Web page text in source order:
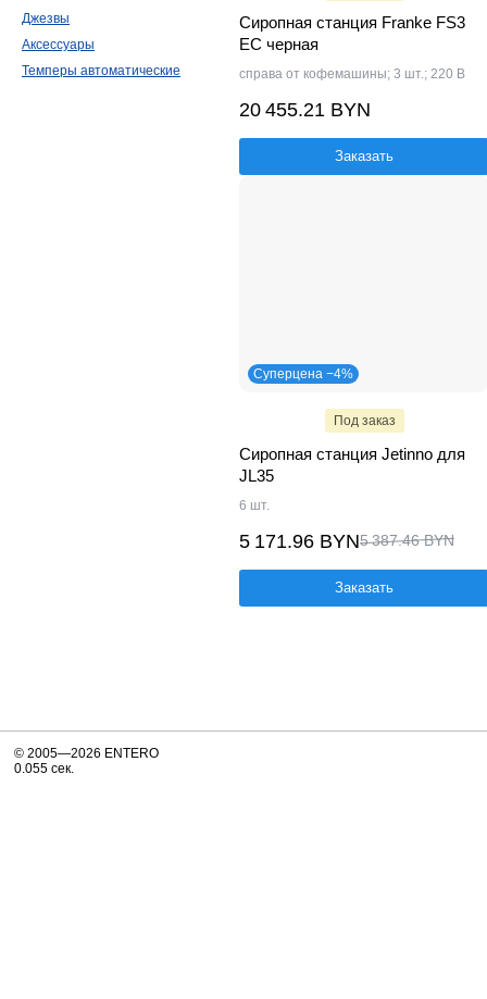
Сиропная станция Franke FS3
EC черная
справа от кофемашины; 3 шт.; 220 В
20 455.21 BYN
Заказать
Суперцена −4%
Под заказ
Сиропная станция Jetinno для
JL35
6 шт.
5 171.96 BYN5 387.46 BYN
Заказать
Джезвы
Аксессуары
Темперы автоматические
© 2005—2026 ENTERO
0.055 сек.